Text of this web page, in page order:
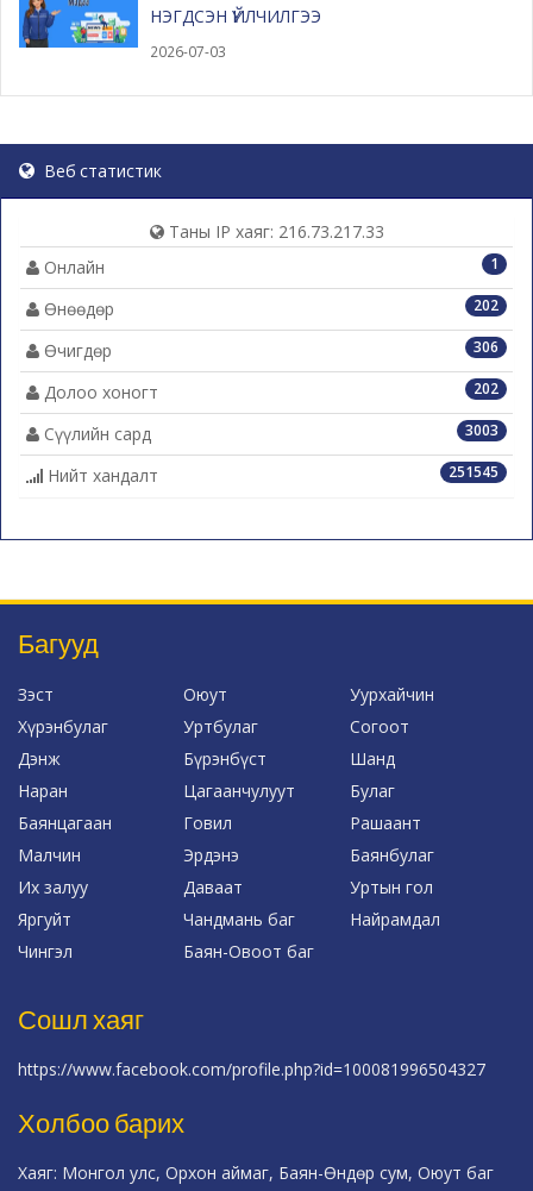
НЭГДСЭН ҮЙЛЧИЛГЭЭ
2026-07-03
Веб статистик
Таны IP хаяг: 216.73.217.33
1
Онлайн
202
Өнөөдөр
306
Өчигдөр
202
Долоо хоногт
3003
Сүүлийн сард
251545
Нийт хандалт
Багууд
Зэст Оюут
Уурхайчин
Хүрэнбулаг
Уртбулаг
Согоот
Дэнж
Бүрэнбүст
Шанд
Наран
Цагаанчулуут
Булаг
Баянцагаан
Говил
Рашаант
Малчин
Эрдэнэ
Баянбулаг
Их залуу
Даваат
Уртын гол
Яргуйт
Чандмань баг
Найрамдал
Чингэл
Баян-Овоот баг
Сошл хаяг
https://www.facebook.com/profile.php?id=100081996504327
Холбоо барих
Хаяг: Монгол улс, Орхон аймаг, Баян-Өндөр сум, Оюут баг